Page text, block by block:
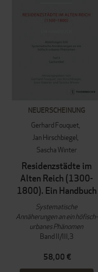
NEUERSCHEINUNG
Gerhard Fouquet
Jan Hirschbiegel
Sascha Winter
Residenzstädte im
Alten Reich (1300-
1800). Ein Handbuch
Systematische
Annäherungen an ein höfisch-
urbanes Phänomen
Band II/III,3
58,00 €